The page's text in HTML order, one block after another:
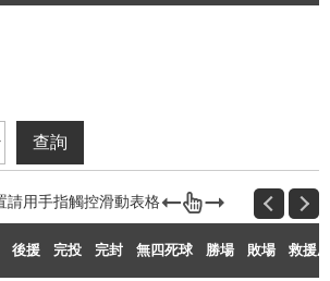
後援 完投 完封 無四死球 勝場 敗場 救援